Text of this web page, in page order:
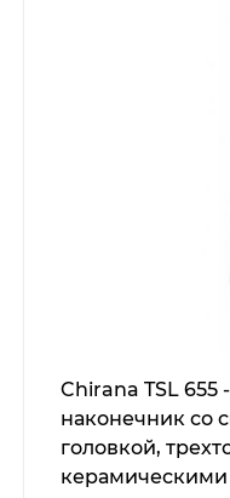
Chirana TSL 655
наконечник со
головкой,